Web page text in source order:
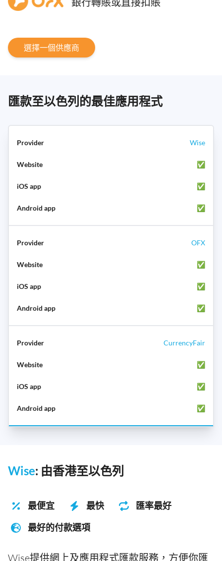
選擇一個供應商
匯款至以色列的最佳應用程式
Wise
✅
✅
✅
OFX
✅
✅
✅
CurrencyFair
✅
✅
✅
Wise: 由香港至以色列
最便宜 最快
匯率最好
最好的付款選項
Wise提供網上及應用程式匯款服務，方便你匯